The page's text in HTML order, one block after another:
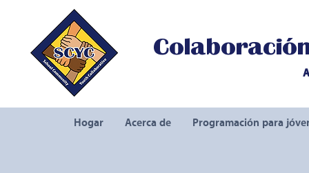
Hogar Acerca de Programación para